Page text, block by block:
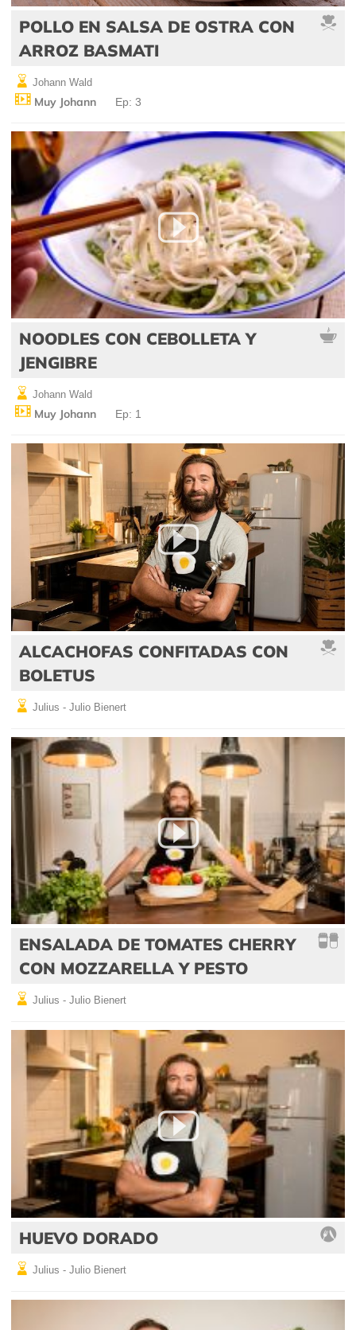
POLLO EN SALSA DE OSTRA CON
ARROZ BASMATI
Johann Wald
Muy Johann Ep: 3
NOODLES CON CEBOLLETA Y
JENGIBRE
Johann Wald
Muy Johann Ep: 1
ALCACHOFAS CONFITADAS CON
BOLETUS
Julius - Julio Bienert
ENSALADA DE TOMATES CHERRY
CON MOZZARELLA Y PESTO
Julius - Julio Bienert
HUEVO DORADO
Julius - Julio Bienert